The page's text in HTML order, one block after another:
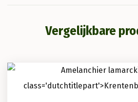
Vergelijkbare